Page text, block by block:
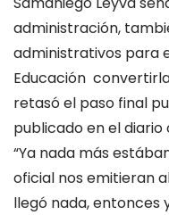
administración,
administrativos para
Educación
retasó el paso final
publicado en el diario
“Ya nada más
oficial nos emitieran
llegó nada, entonces